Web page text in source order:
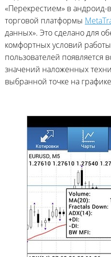
«Перекрестием» в
торговой платформы
данных». Это сделано для
комфортных условий
пользователей появляется
значений наложенных
выбранной точке на